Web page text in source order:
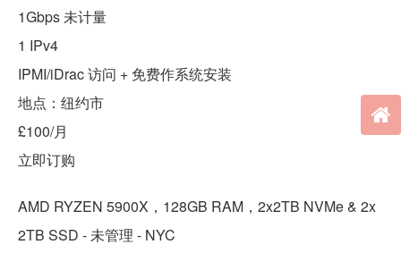
1Gbps 未计量
1 IPv4
IPMI/iDrac 访问 + 免费作系统安装
地点：纽约市
£100/月
立即订购
AMD RYZEN 5900X，128GB RAM，2x2TB NVMe & 2x
2TB SSD - 未管理 - NYC